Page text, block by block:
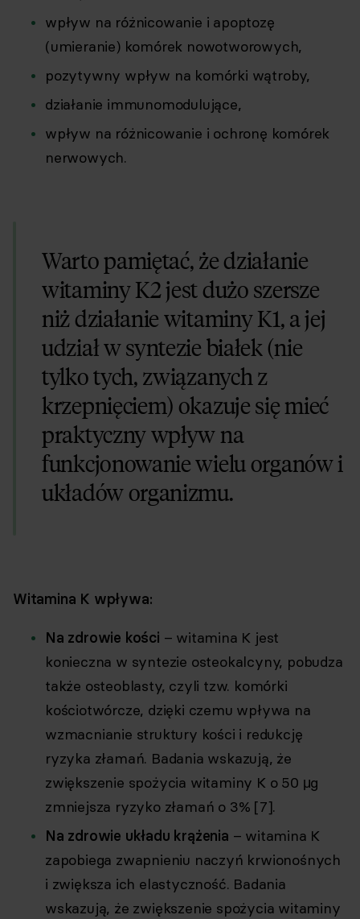
wpływ na różnicowanie i apoptozę
(umieranie) komórek nowotworowych,
pozytywny wpływ na komórki wątroby,
działanie immunomodulujące,
wpływ na różnicowanie i ochronę komórek
nerwowych.
Warto pamiętać, że działanie
witaminy K2 jest dużo szersze
niż działanie witaminy K1, a jej
udział w syntezie białek (nie
tylko tych, związanych z
krzepnięciem) okazuje się mieć
praktyczny wpływ na
funkcjonowanie wielu organów i
układów organizmu.
Witamina K wpływa:
Na zdrowie kości – witamina K jest
konieczna w syntezie osteokalcyny, pobudza
także osteoblasty, czyli tzw. komórki
kościotwórcze, dzięki czemu wpływa na
wzmacnianie struktury kości i redukcję
ryzyka złamań. Badania wskazują, że
zwiększenie spożycia witaminy K o 50 μg
zmniejsza ryzyko złamań o 3% [7].
Na zdrowie układu krążenia – witamina K
zapobiega zwapnieniu naczyń krwionośnych
i zwiększa ich elastyczność. Badania
wskazują, że zwiększenie spożycia witaminy